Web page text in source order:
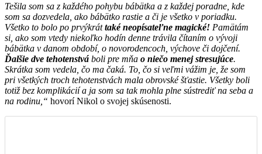
Tešila som sa z každého pohybu bábätka a z každej poradne, kde
som sa dozvedela, ako bábätko rastie a či je všetko v poriadku.
Všetko to bolo po prvýkráttaké neopísateľne magické! Pamätám
si, ako som vtedy niekoľko hodín denne trávila čítaním o vývoji
bábätka v danom období, o novorodencoch, výchove či dojčení.
Ďalšie dve tehotenstvá boli pre mňa o niečo menej stresujúce.
Skrátka som vedela, čo ma čaká. To, čo si veľmi vážim je, že som
pri všetkých troch tehotenstvách mala obrovské šťastie. Všetky boli
totiž bez komplikácií a ja som sa tak mohla plne sústrediť na seba a
na rodinu,“ hovorí Nikol o svojej skúsenosti.